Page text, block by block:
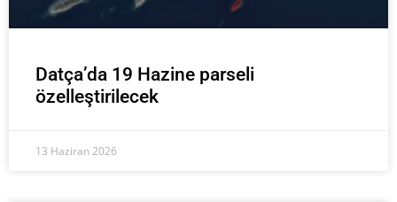
Datça’da 19 Hazine parseli
özelleştirilecek
13 Haziran 2026